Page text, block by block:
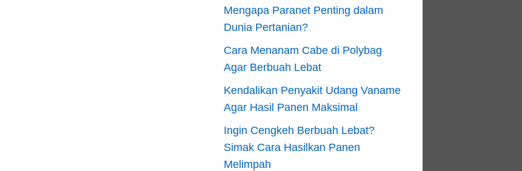
Mengapa Paranet Penting dalam
Dunia Pertanian?
Cara Menanam Cabe di Polybag
Agar Berbuah Lebat
Kendalikan Penyakit Udang Vaname
Agar Hasil Panen Maksimal
Ingin Cengkeh Berbuah Lebat?
Simak Cara Hasilkan Panen
Melimpah